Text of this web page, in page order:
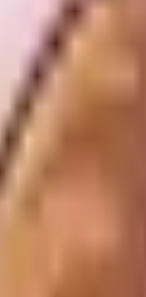
Evaporativ teknik
Om du handlar